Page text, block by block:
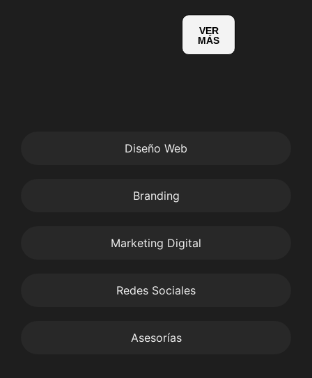
Diseño Web
Branding
Marketing Digital
Redes Sociales
Asesorías
VER
MÁS